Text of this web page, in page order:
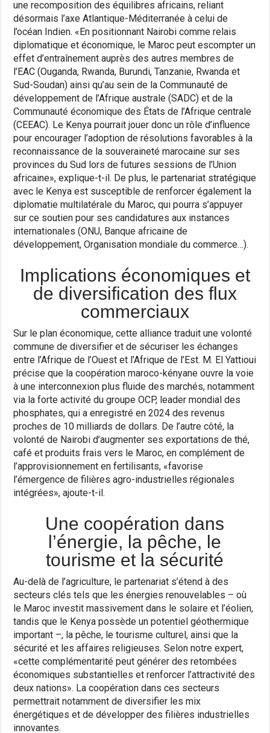
une recomposition des équilibres africains, reliant
désormais l’axe Atlantique-Méditerranée à celui de
l’océan Indien. «En positionnant Nairobi comme relais
diplomatique et économique, le Maroc peut escompter un
effet d’entraînement auprès des autres membres de
l’EAC (Ouganda, Rwanda, Burundi, Tanzanie, Rwanda et
Sud-Soudan) ainsi qu’au sein de la Communauté de
développement de l’Afrique australe (SADC) et de la
Communauté économique des États de l’Afrique centrale
(CEEAC). Le Kenya pourrait jouer donc un rôle d’influence
pour encourager l’adoption de résolutions favorables à la
reconnaissance de la souveraineté marocaine sur ses
provinces du Sud lors de futures sessions de l’Union
africaine», explique-t-il. De plus, le partenariat stratégique
avec le Kenya est susceptible de renforcer également la
diplomatie multilatérale du Maroc, qui pourra s’appuyer
sur ce soutien pour ses candidatures aux instances
internationales (ONU, Banque africaine de
développement, Organisation mondiale du commerce…).
Implications économiques et
de diversification des flux
commerciaux
Sur le plan économique, cette alliance traduit une volonté
commune de diversifier et de sécuriser les échanges
entre l’Afrique de l’Ouest et l’Afrique de l’Est. M. El Yattioui
précise que la coopération maroco-kényane ouvre la voie
à une interconnexion plus fluide des marchés, notamment
via la forte activité du groupe OCP, leader mondial des
phosphates, qui a enregistré en 2024 des revenus
proches de 10 milliards de dollars. De l’autre côté, la
volonté de Nairobi d’augmenter ses exportations de thé,
café et produits frais vers le Maroc, en complément de
l’approvisionnement en fertilisants, «favorise
l’émergence de filières agro-industrielles régionales
intégrées», ajoute-t-il.
Une coopération dans
l’énergie, la pêche, le
tourisme et la sécurité
Au-delà de l’agriculture, le partenariat s’étend à des
secteurs clés tels que les énergies renouvelables – où
le Maroc investit massivement dans le solaire et l’éolien,
tandis que le Kenya possède un potentiel géothermique
important –, la pêche, le tourisme culturel, ainsi que la
sécurité et les affaires religieuses. Selon notre expert,
«cette complémentarité peut générer des retombées
économiques substantielles et renforcer l’attractivité des
deux nations». La coopération dans ces secteurs
permettrait notamment de diversifier les mix
énergétiques et de développer des filières industrielles
innovantes.